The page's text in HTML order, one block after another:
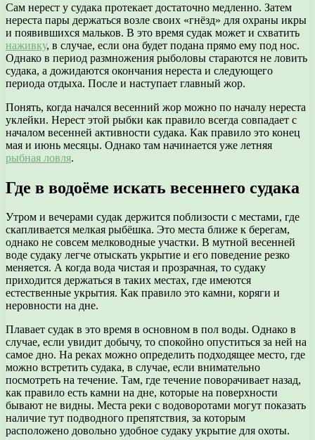
Сам нерест у судака протекает достаточно медленно. Затем
нереста пары держаться возле своих «гнёзд» для охраны икры
и появившихся мальков. В это время судак может и схватить
наживку, в случае, если она будет подана прямо ему под нос.
Однако в период размножения рыболовы стараются не ловить
судака, а дожидаются окончания нереста и следующего
периода отдыха. После и наступает главный жор.
Понять, когда начался весенний жор можно по началу нереста
уклейки. Нерест этой рыбки как правило всегда совпадает с
началом весенней активности судака. Как правило это конец
мая и июнь месяцы. Однако там начинается уже летняя
рыбная ловля.
Где в водоёме искать весеннего судака
Утром и вечерами судак держится поблизости с местами, где
скапливается мелкая рыбёшка. Это места ближе к берегам,
однако не совсем мелководные участки. В мутной весенней
воде судаку легче отыскать укрытие и его поведение резко
меняется. А когда вода чистая и прозрачная, то судаку
приходится держаться в таких местах, где имеются
естественные укрытия. Как правило это камни, коряги и
неровности на дне.
Плавает судак в это время в основном в пол воды. Однако в
случае, если увидит добычу, то спокойно опуститься за ней на
самое дно. На реках можно определить подходящее место, где
можно встретить судака, в случае, если внимательно
посмотреть на течение. Там, где течение поворачивает назад,
как правило есть камни на дне, которые на поверхности
бывают не видны. Места реки с водоворотами могут показать
наличие тут подводного препятствия, за которым
расположено довольно удобное судаку укрытие для охоты.